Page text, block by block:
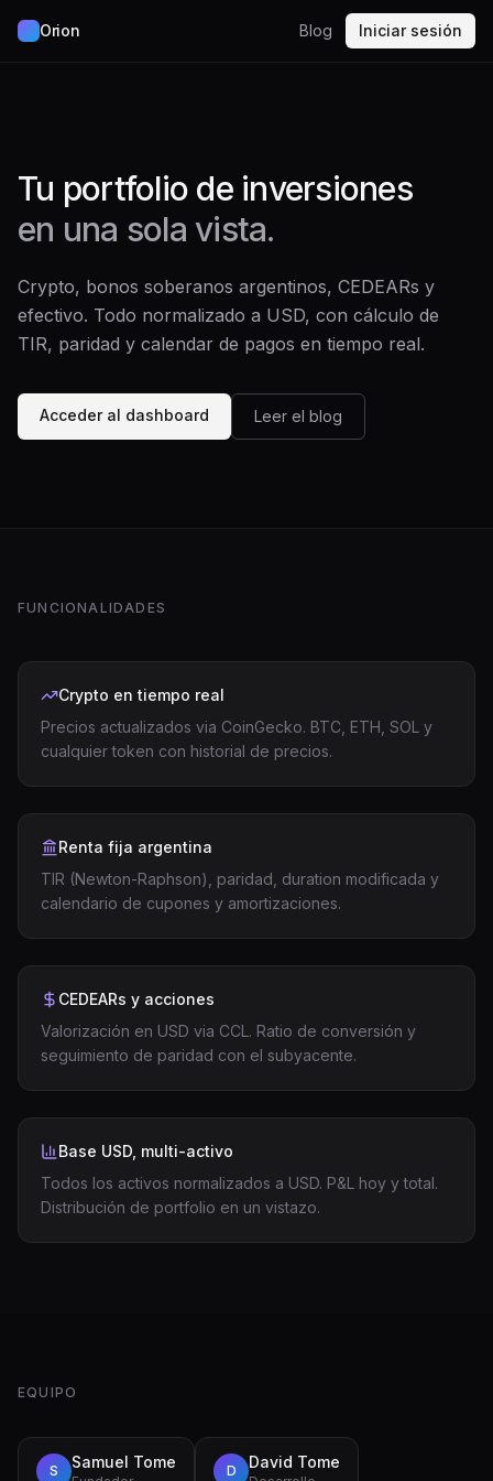
Orion Blog Iniciar sesión
Tu portfolio de inversiones
en una sola vista.
Crypto, bonos soberanos argentinos, CEDEARs y
efectivo. Todo normalizado a USD, con cálculo de
TIR, paridad y calendar de pagos en tiempo real.
Acceder al dashboard Leer el blog
FUNCIONALIDADES
Crypto en tiempo real
Precios actualizados via CoinGecko. BTC, ETH, SOL y
cualquier token con historial de precios.
Renta fija argentina
TIR (Newton-Raphson), paridad, duration modificada y
calendario de cupones y amortizaciones.
CEDEARs y acciones
Valorización en USD via CCL. Ratio de conversión y
seguimiento de paridad con el subyacente.
Base USD, multi-activo
Todos los activos normalizados a USD. P&L hoy y total.
Distribución de portfolio en un vistazo.
EQUIPO
S Samuel Tome D David Tome